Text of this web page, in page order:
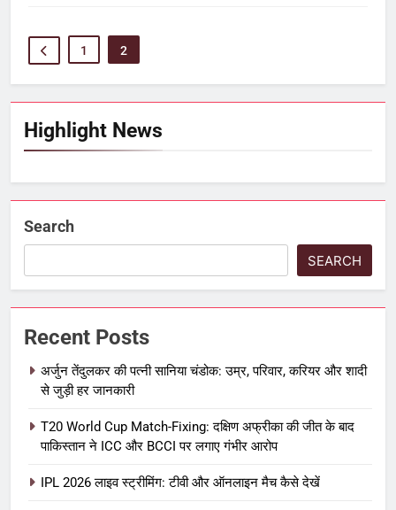
Highlight News
1 2
Search
SEARCH
Recent Posts
अर्जुन तेंदुलकर की पत्नी सानिया चंडोक: उम्र, परिवार, करियर और शादी
से जुड़ी हर जानकारी
T20 World Cup Match-Fixing: दक्षिण अफ्रीका की जीत के बाद
पाकिस्तान ने ICC और BCCI पर लगाए गंभीर आरोप
IPL 2026 लाइव स्ट्रीमिंग: टीवी और ऑनलाइन मैच कैसे देखें